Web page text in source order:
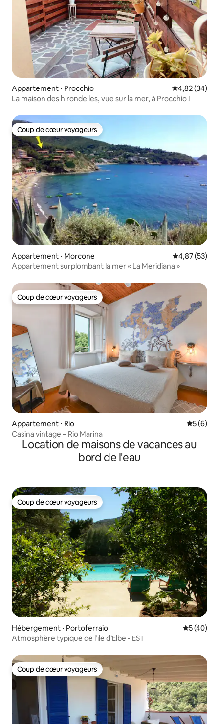
Appartement ⋅ Procchio Évaluation
4,82 (34)
La maison des hirondelles, vue sur la mer, à Procchio !
Coup de cœur voyageurs
Coup de cœur voyageurs
Appartement ⋅ Morcone Évaluation
4,87 (53)
Appartement surplombant la mer « La Meridiana »
Coup de cœur voyageurs
Coup de cœur voyageurs
Appartement ⋅ Rio
5 (6)
Casina vintage – Rio Marina
Location de maisons de vacances au
bord de l'eau
Coup de cœur voyageurs
Coup de cœur voyageurs
Hébergement ⋅ Portoferraio
5 (40)
Atmosphère typique de l’ile d’Elbe - EST
Coup de cœur voyageurs
Coup de cœur voyageurs